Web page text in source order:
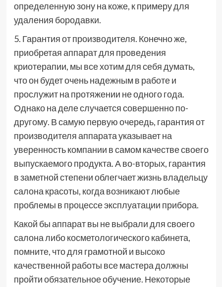
определенную зону на коже, к примеру для
удаления бородавки.
5. Гарантия от производителя. Конечно же,
приобретая аппарат для проведения
криотерапии, мы все хотим для себя думать,
что он будет очень надежным в работе и
прослужит на протяжении не одного года.
Однако на деле случается совершенно по-
другому. В самую первую очередь, гарантия от
производителя аппарата указывает на
уверенность компании в самом качестве своего
выпускаемого продукта. А во-вторых, гарантия
в заметной степени облегчает жизнь владельцу
салона красоты, когда возникают любые
проблемы в процессе эксплуатации прибора.
Какой бы аппарат вы не выбрали для своего
салона либо косметологического кабинета,
помните, что для грамотной и высоко
качественной работы все мастера должны
пройти обязательное обучение. Некоторые